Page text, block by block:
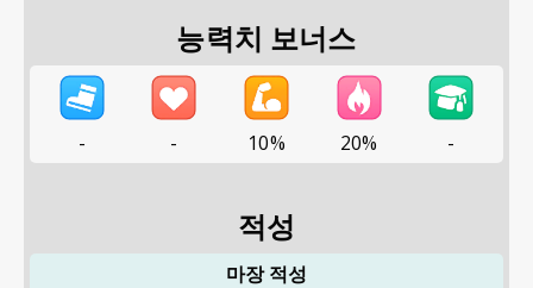
능력치 보너스
- - 10% 20% -
적성
마장 적성